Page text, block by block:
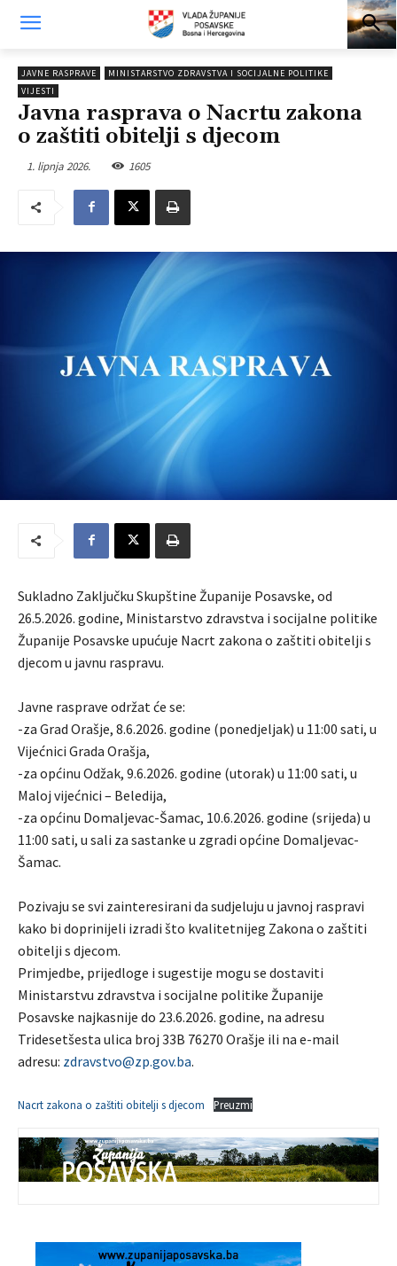
JAVNE RASPRAVE
MINISTARSTVO ZDRAVSTVA I SOCIJALNE POLITIKE
VIJESTI
Javna rasprava o Nacrtu zakona
o zaštiti obitelji s djecom
1. lipnja 2026. 1605
Sukladno Zaključku Skupštine Županije Posavske, od
26.5.2026. godine, Ministarstvo zdravstva i socijalne politike
Županije Posavske upućuje Nacrt zakona o zaštiti obitelji s
djecom u javnu raspravu.
Javne rasprave održat će se:
-za Grad Orašje, 8.6.2026. godine (ponedjeljak) u 11:00 sati, u
Vijećnici Grada Orašja,
-za općinu Odžak, 9.6.2026. godine (utorak) u 11:00 sati, u
Maloj vijećnici – Beledija,
-za općinu Domaljevac-Šamac, 10.6.2026. godine (srijeda) u
11:00 sati, u sali za sastanke u zgradi općine Domaljevac-
Šamac.
Pozivaju se svi zainteresirani da sudjeluju u javnoj raspravi
kako bi doprinijeli izradi što kvalitetnijeg Zakona o zaštiti
obitelji s djecom.
Primjedbe, prijedloge i sugestije mogu se dostaviti
Ministarstvu zdravstva i socijalne politike Županije
Posavske najkasnije do 23.6.2026. godine, na adresu
Tridesetšesta ulica broj 33B 76270 Orašje ili na e-mail
adresu: zdravstvo@zp.gov.ba.
Nacrt zakona o zaštiti obitelji s djecom Preuzmi